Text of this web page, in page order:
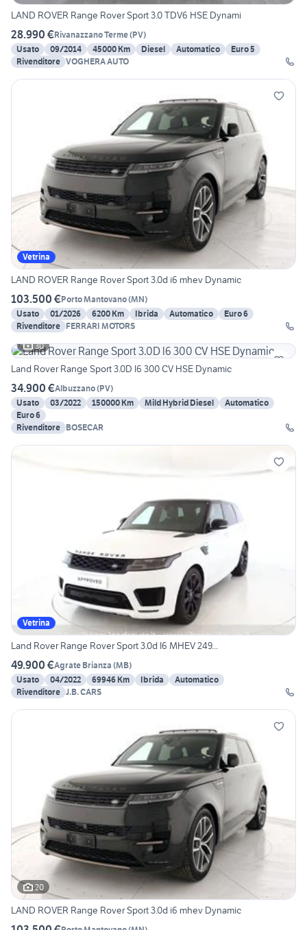
LAND ROVER Range Rover Sport 3.0 TDV6 HSE Dynami
28.990 €Rivanazzano Terme(PV)
Usato
09/2014 45000 Km Diesel Automatico
Euro 5
Rivenditore VOGHERA AUTO
Vetrina
LAND ROVER Range Rover Sport 3.0d i6 mhev Dynamic
103.500 €Porto Mantovano(MN)
Usato
01/2026 6200 Km Ibrida Automatico
Euro 6
Rivenditore FERRARI MOTORS
30
Land Rover Range Sport 3.0D l6 300 CV HSE Dynamic
34.900 €Albuzzano(PV)
Usato
03/2022 150000 Km Mild Hybrid Diesel
Automatico
Euro 6
Rivenditore BOSECAR
Vetrina
Land Rover Range Rover Sport 3.0d I6 MHEV 249...
49.900 €Agrate Brianza (MB)
Usato
04/2022 69946 Km Ibrida
Automatico
Rivenditore J.B. CARS
20
LAND ROVER Range Rover Sport 3.0d i6 mhev Dynamic